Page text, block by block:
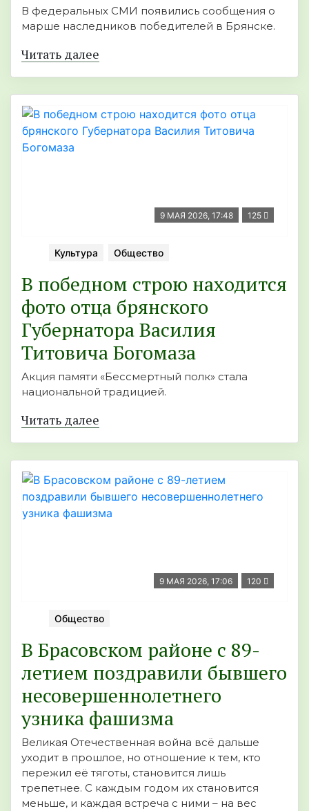
В федеральных СМИ появились сообщения о
марше наследников победителей в Брянске.
Читать далее
9 МАЯ 2026, 17:48 125
Культура Общество
В победном строю находится
фото отца брянского
Губернатора Василия
Титовича Богомаза
Акция памяти «Бессмертный полк» стала
национальной традицией.
Читать далее
9 МАЯ 2026, 17:06 120
Общество
В Брасовском районе с 89-
летием поздравили бывшего
несовершеннолетнего
узника фашизма
Великая Отечественная война всё дальше
уходит в прошлое, но отношение к тем, кто
пережил её тяготы, становится лишь
трепетнее. С каждым годом их становится
меньше, и каждая встреча с ними – на вес